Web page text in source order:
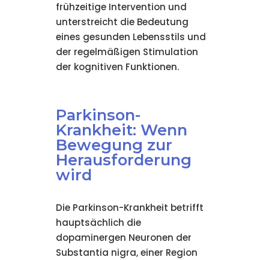
frühzeitige Intervention und
unterstreicht die Bedeutung
eines gesunden Lebensstils und
der regelmäßigen Stimulation
der kognitiven Funktionen.
Parkinson-
Krankheit: Wenn
Bewegung zur
Herausforderung
wird
Die Parkinson-Krankheit betrifft
hauptsächlich die
dopaminergen Neuronen der
Substantia nigra, einer Region